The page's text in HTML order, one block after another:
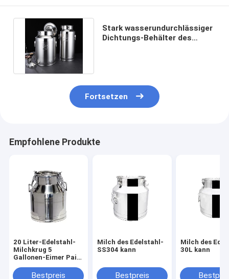
Stark wasserundurchlässiger
Dichtungs-Behälter des
Fortsetzen
Empfohlene Produkte
20 Liter-Edelstahl-
Milchkrug 5
Gallonen-Eimer Pail
Bestpreis
Milch des Edelstahl-
SS304 kann
Bestpreis
Milch des
30L kann